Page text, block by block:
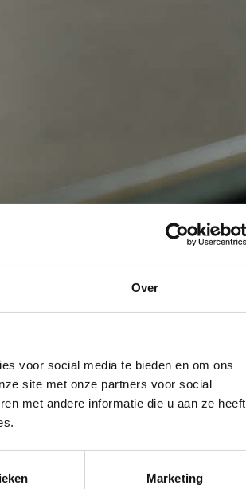
Over
voor social media te bieden en om ons
site met onze partners voor social
met andere informatie die u aan ze heeft
Marketing